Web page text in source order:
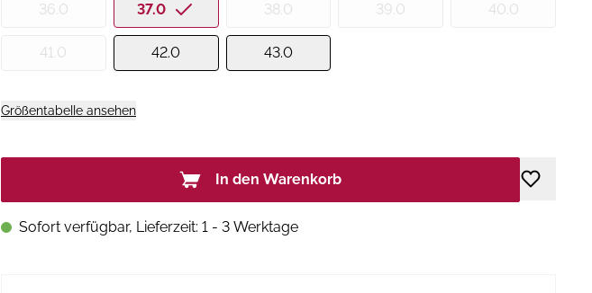
36.0 37.0 38.0 39.0 40.0
41.0 42.0 43.0
Größentabelle ansehen
In den Warenkorb
Sofort verfügbar, Lieferzeit: 1 - 3 Werktage